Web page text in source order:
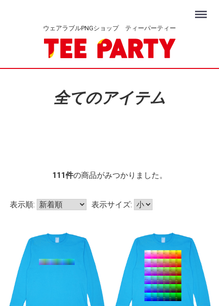
ウェアラブルPNGショップ ティーパーティー
Menu
全てのアイテム
111件の商品がみつかりました。
表示順: 表示サイズ: